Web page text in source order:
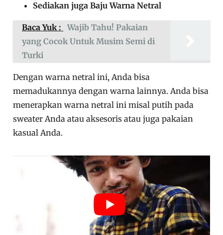
Sediakan juga Baju Warna Netral
Baca Yuk :
Wajib Tahu! Pakaian
yang Cocok Untuk Musim Semi di
Turki
Dengan warna netral ini, Anda bisa
memadukannya dengan warna lainnya. Anda bisa
menerapkan warna netral ini misal putih pada
sweater Anda atau aksesoris atau juga pakaian
kasual Anda.